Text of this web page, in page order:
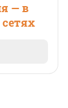
— в